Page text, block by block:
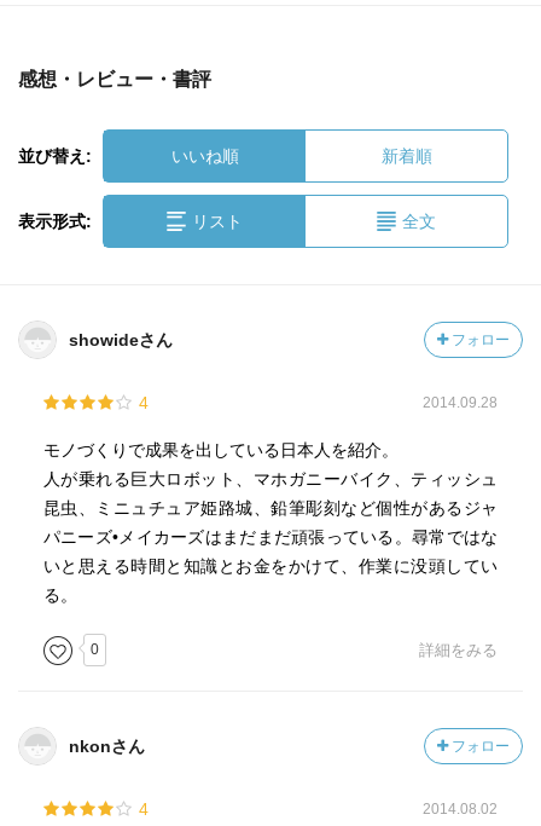
感想・レビュー・書評
並び替え: いいね順 新着順
表示形式: リスト 全文
showideさん フォロー
4 2014.09.28
モノづくりで成果を出している日本人を紹介。
人が乗れる巨大ロボット、マホガニーバイク、ティッシュ
昆虫、ミニュチュア姫路城、鉛筆彫刻など個性があるジャ
パニーズ•メイカーズはまだまだ頑張っている。尋常ではな
いと思える時間と知識とお金をかけて、作業に没頭してい
る。
0 詳細をみる
nkonさん フォロー
4 2014.08.02